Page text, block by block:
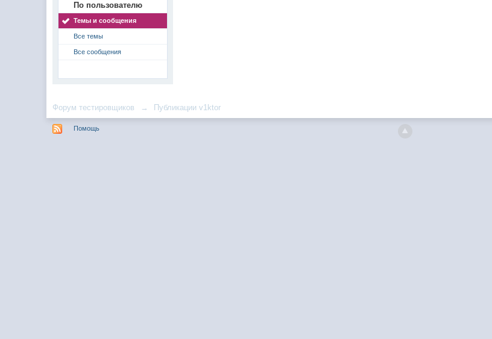
По пользователю
Темы и сообщения
Все темы
Все сообщения
Форум тестировщиков → Публикации v1ktor
Помощь